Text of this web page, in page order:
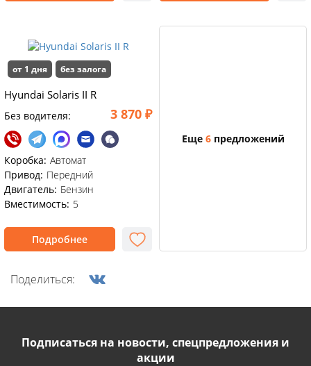
от 1 дня без залога
Hyundai Solaris II R
Без водителя: 3 870 ₽
Коробка: Автомат
Привод: Передний
Двигатель: Бензин
Вместимость: 5
Подробнее
Еще 6предложений
Поделиться:
Подписаться на новости, спецпредложения и
акции